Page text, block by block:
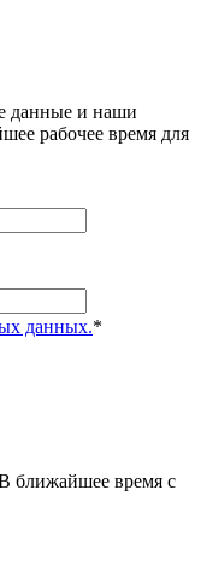
данные и наши
рабочее время для
данных.*
ближайшее время с